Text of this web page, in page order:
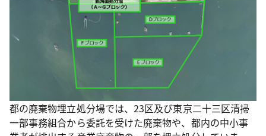
都の廃棄物埋立処分場では、23区及び東京二十三区清掃
一部事務組合から委託を受けた廃棄物や、都内の中小事